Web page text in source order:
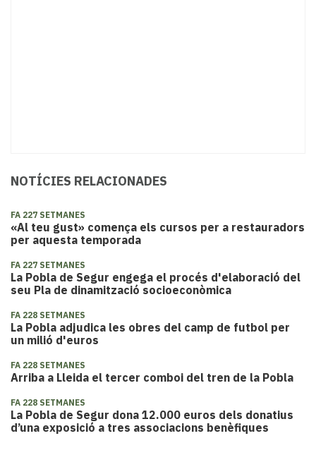
NOTÍCIES RELACIONADES
FA 227 SETMANES
«Al teu gust» comença els cursos per a restauradors
per aquesta temporada
FA 227 SETMANES
La Pobla de Segur engega el procés d'elaboració del
seu Pla de dinamització socioeconòmica
FA 228 SETMANES
La Pobla adjudica les obres del camp de futbol per
un milió d'euros
FA 228 SETMANES
Arriba a Lleida el tercer comboi del tren de la Pobla
FA 228 SETMANES
La Pobla de Segur dona 12.000 euros dels donatius
d’una exposició a tres associacions benèfiques